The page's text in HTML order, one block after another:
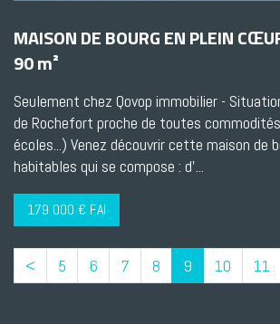
MAISON DE BOURG EN PLEIN
90 m²
Seulement chez Qovop immobilier -
de Rochefort proche de toutes
écoles...) Venez découvrir cette maison de
habitables qui se compose : d'...
179 000 € FAI
< 5 6 7 8 9 (current)
10 11